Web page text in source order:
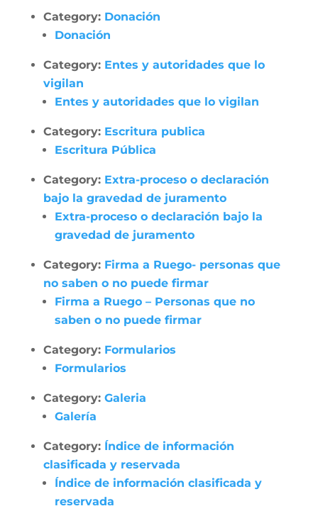
Category: Donación
Donación
Category: Entes y autoridades que lo
vigilan
Entes y autoridades que lo vigilan
Category: Escritura publica
Escritura Pública
Category: Extra-proceso o declaración
bajo la gravedad de juramento
Extra-proceso o declaración bajo la
gravedad de juramento
Category: Firma a Ruego- personas que
no saben o no puede firmar
Firma a Ruego – Personas que no
saben o no puede firmar
Category: Formularios
Formularios
Category: Galeria
Galería
Category: Índice de información
clasificada y reservada
Índice de información clasificada y
reservada